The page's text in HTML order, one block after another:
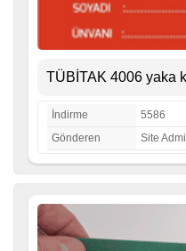
TÜBİTAK 4006 yaka
İndirme
5586
Gönderen
Site